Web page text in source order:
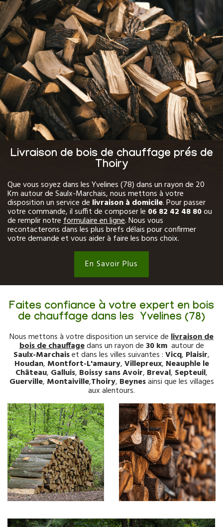
Livraison de bois de chauffage prés de
Thoiry
Que vous soyez dans les Yvelines (78) dans un rayon de 20
Km autour de Saulx-Marchais, nous mettons à votre
disposition un service de livraison à domicile. Pour passer
votre commande, il suffit de composer le 06 82 42 48 80ou
de remplir notreformulaire en ligne. Nous vous
recontacterons dans les plus brefs délais pour confirmer
votre demande et vous aider à faire les bons choix.
En Savoir Plus
Faites confiance à votre expert en bois
de chauffage dans les Yvelines (78)
Nous mettons à votre disposition un service delivraison de
bois de chauffagedans un rayon de30 kmautour de
Saulx-Marchaiset dans les villes suivantes :Vicq, Plaisir,
Houdan, Montfort-L'amaury,Villepreux, Neauphle le
Château, Galluis, Boissy sans Avoir, Breval, Septeuil,
Guerville, Montaiville,Thoiry, Beynesainsi que les villages
aux alentours.